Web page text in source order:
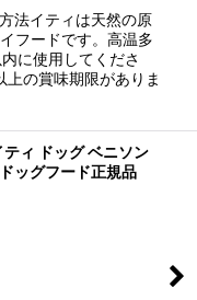
法イティは天然の原
フードです。高温多
に使用してくださ
上の賞味期限がありま
ィ ドッグ ベニソン
ッグフード正規品